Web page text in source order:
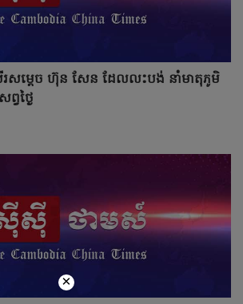
រសម្តេច ហ៊ុន សែន ដែលលះបង់ នាំមាតុភូមិ
វថ្ងៃ
×